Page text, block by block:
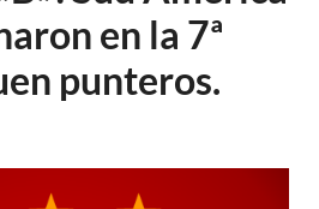
en la 7ª
punteros.